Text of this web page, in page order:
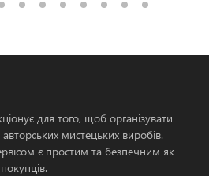
для того, щоб організувати
мистецьких виробів.
є простим та безпечним як